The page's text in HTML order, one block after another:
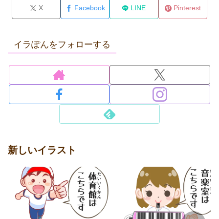
X Facebook LINE Pinterest
イラぽんをフォローする
新しいイラスト